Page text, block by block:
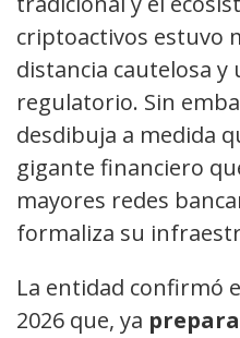
criptoactivos estuvo
distancia cautelosa
regulatorio. Sin
desdibuja a medida
gigante financiero
mayores redes
formaliza su
La entidad confirmó
2026 que, ya